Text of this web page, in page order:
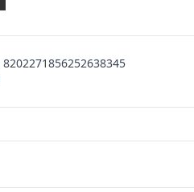
8202271856252638345